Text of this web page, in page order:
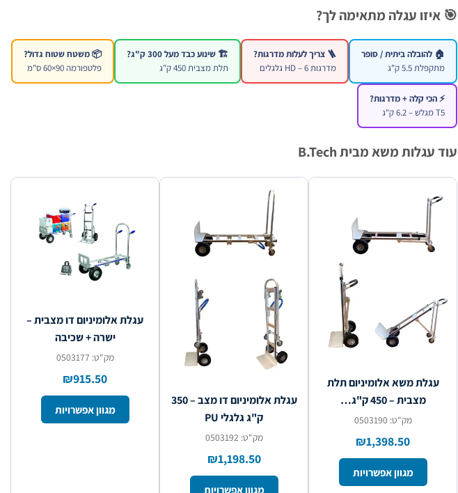
🎯 איזו עגלה מתאימה לך?
🏠 להובלה ביתית / סופר
מתקפלת 5.5 ק"ג
🪜 צריך לעלות מדרגות?
מדרגות HD – 6 גלגלים
🏗️ שינוע כבד מעל 300 ק"ג?
תלת מצבית 450 ק"ג
📦 משטח שטוח גדול?
פלטפורמה 90×60 ס"מ
⚡ הכי קלה + מדרגות?
T5 מגלש – 6.2 ק"ג
עוד עגלות משא מבית B.Tech
עגלת משא אלומיניום תלת
מצבית – 450 ק"ג…
מק"ט: 0503190
₪1,398.50
מגוון אפשרויות
עגלת אלומיניום דו מצב – 350
ק"ג גלגלי PU
מק"ט: 0503192
₪1,198.50
מגוון אפשרויות
עגלת אלומיניום דו מצבית –
ישרה + שכיבה
מק"ט: 0503177
₪915.50
מגוון אפשרויות